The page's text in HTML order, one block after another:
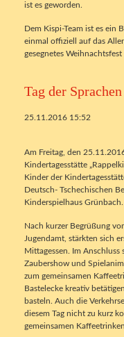
ist es geworden.
Dem Kispi-Team ist es ein
einmal offiziell auf das
gesegnetes
Tag der Sprachen
25.11.2016 15:52
Am Freitag, den
Kindertagesstätte
Kinder der
Deutsch- Tschechischen
Kinderspielhaus Grünbach.
Nach kurzer Begrüßung
Jugendamt, stärkten sich
Mittagessen. Im
Zaubershow und
zum gemeinsamen
Bastelecke kreativ
basteln. Auch die
diesem Tag nicht zu kurz
gemeinsamen